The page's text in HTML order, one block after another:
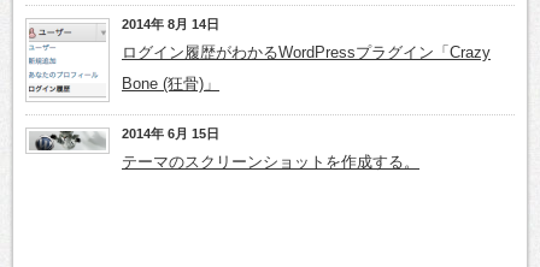
2014年 8月 14日
ログイン履歴がわかるWordPressプラグイン「Crazy
Bone (狂骨)」
2014年 6月 15日
テーマのスクリーンショットを作成する。